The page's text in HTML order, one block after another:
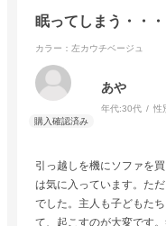
眠ってしまう・・・
カラー：左カウチベージュ
あや
年代:30代 性
引っ越しを機にソファを
は気に入っています。た
でした。主人も子どもた
て、起こすのが大変です